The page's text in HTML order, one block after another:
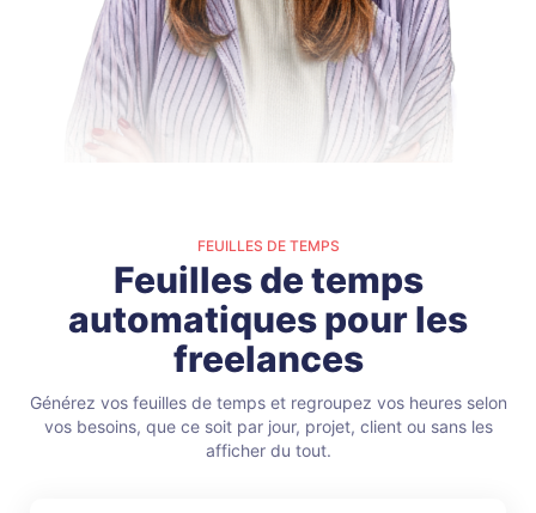
FEUILLES DE TEMPS
Feuilles de temps
automatiques pour les
freelances
Générez vos feuilles de temps et regroupez vos heures selon
vos besoins, que ce soit par jour, projet, client ou sans les
afficher du tout.